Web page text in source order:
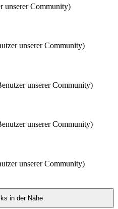
unserer Community)
unserer Community)
unserer Community)
unserer Community)
unserer Community)
in der Nähe